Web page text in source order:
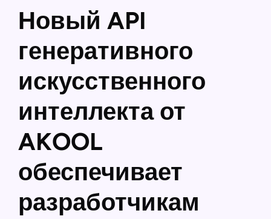
Новый API
генеративного
искусственного
интеллекта от
AKOOL
обеспечивает
разработчикам